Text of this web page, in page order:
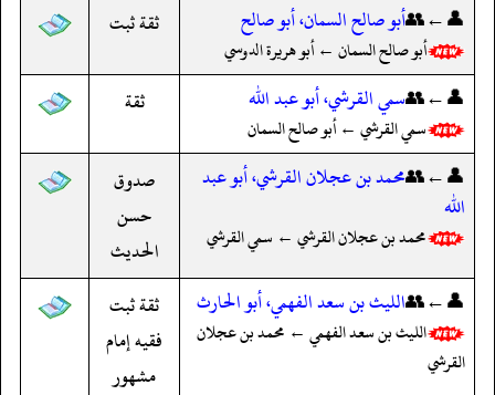
👤←👥أبو صالح السمان، أبو صالح
أبو صالح السمان ← أبو هريرة الدوسي
ثقة ثبت
👤←👥سمي القرشي، أبو عبد الله
سمي القرشي ← أبو صالح السمان
ثقة
👤←👥محمد بن عجلان القرشي، أبو عبد
الله
محمد بن عجلان القرشي ← سمي القرشي
صدوق
حسن
الحديث
👤←👥الليث بن سعد الفهمي، أبو الحارث
الليث بن سعد الفهمي ← محمد بن عجلان
القرشي
ثقة ثبت
فقيه إمام
مشهور